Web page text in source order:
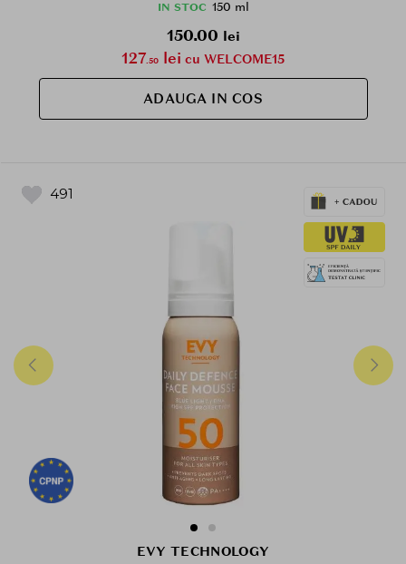
vopsit
IN STOC 150 ml
150.00 lei
127.50 lei cu WELCOME15
ADAUGA IN COS
491
EVY TECHNOLOGY